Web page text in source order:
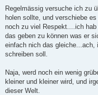
Regelmässig versuche ich zu
holen sollte, und verschiebe
noch zu viel Respekt....ich
das geben zu können was er
einfach nich das gleiche...ach,
schreiben soll.
Naja, werd noch ein wenig
kleiner und kleiner wird, und
dieser Welt.